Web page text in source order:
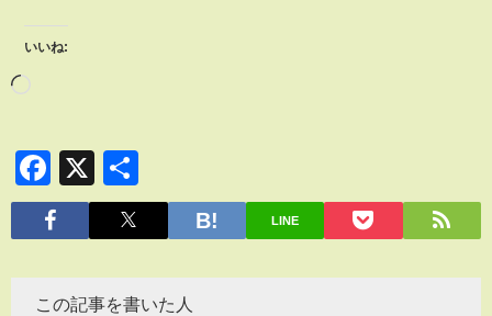
いいね:
Facebook
X
有
LINE
この記事を書いた人